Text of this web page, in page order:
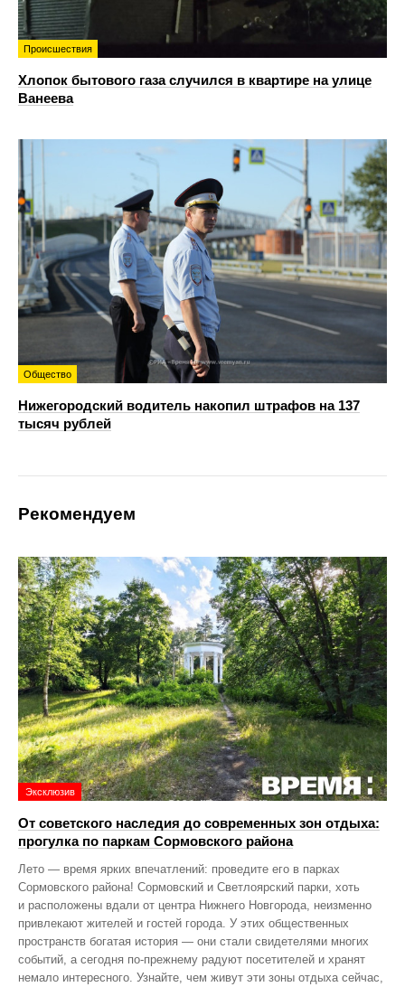
Происшествия
Хлопок бытового газа случился в квартире на улице
Ванеева
Общество
Нижегородский водитель накопил штрафов на 137
тысяч рублей
Рекомендуем
Эксклюзив
От советского наследия до современных зон отдыха:
прогулка по паркам Сормовского района
Лето — время ярких впечатлений: проведите его в парках
Сормовского района! Сормовский и Светлоярский парки, хоть
и расположены вдали от центра Нижнего Новгорода, неизменно
привлекают жителей и гостей города. У этих общественных
пространств богатая история — они стали свидетелями многих
событий, а сегодня по‑прежнему радуют посетителей и хранят
немало интересного. Узнайте, чем живут эти зоны отдыха сейчас,